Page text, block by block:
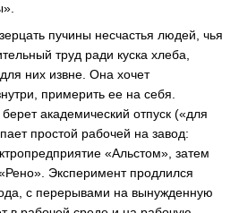
пучины несчастья людей, чья
труд ради куска хлеба,
них извне. Она хочет
примерить ее на себя.
академический отпуск («для
простой рабочей на завод:
«Альстом», затем
Эксперимент продлился
с перерывами на вынужденную